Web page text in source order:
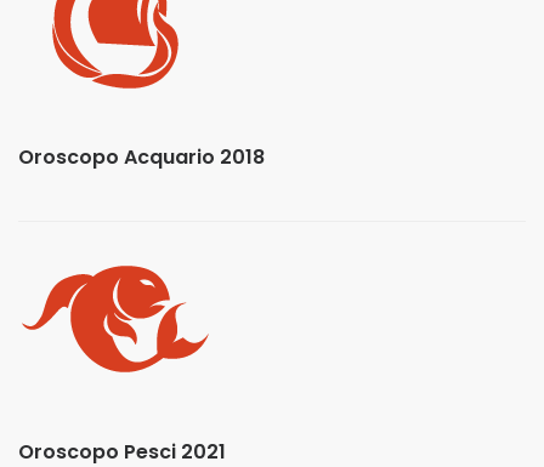
Oroscopo Acquario 2018
Oroscopo Pesci 2021